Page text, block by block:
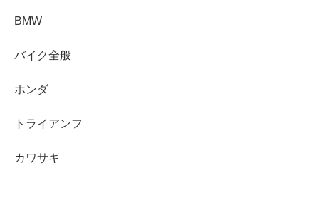
BMW
バイク全般
ホンダ
トライアンフ
カワサキ